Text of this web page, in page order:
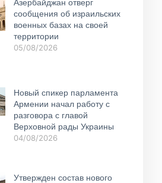
Азербайджан отверг
сообщения об израильских
военных базах на своей
территории
05/08/2026
Новый спикер парламента
Армении начал работу с
разговора с главой
Верховной рады Украины
04/08/2026
Утвержден состав нового